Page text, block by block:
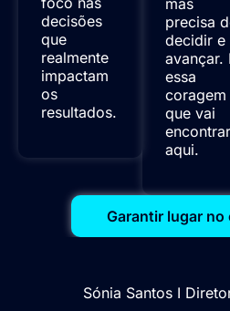
decisões
que
realmente
impactam
os
resultados.
mas
precisa
decidir e
avançar.
essa
coragem
que vai
encontrar
aqui.
Garantir lugar no
Sónia Santos I